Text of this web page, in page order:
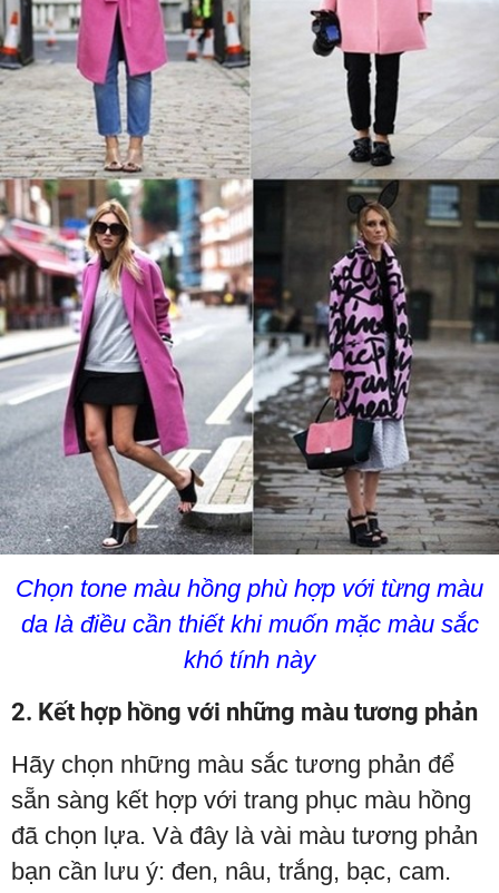
Chọn tone màu hồng phù hợp với từng màu
da là điều cần thiết khi muốn mặc màu sắc
khó tính này
2. Kết hợp hồng với những màu tương phản
Hãy chọn những màu sắc tương phản để
sẵn sàng kết hợp với trang phục màu hồng
đã chọn lựa. Và đây là vài màu tương phản
bạn cần lưu ý: đen, nâu, trắng, bạc, cam.